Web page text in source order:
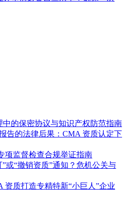
中的保密协议与知识产权防范指南
告的法律后果：CMA 资质认定下
项监督检查合规举证指南
或“撤销资质”通知？危机公关与
资质打造专精特新“小巨人”企业